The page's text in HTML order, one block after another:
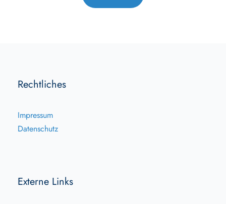
Rechtliches
Impressum
Datenschutz
Externe Links